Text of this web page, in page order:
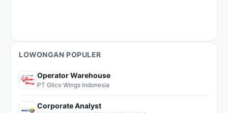
LOWONGAN POPULER
Operator Warehouse
PT Glico Wings Indonesia
Corporate Analyst